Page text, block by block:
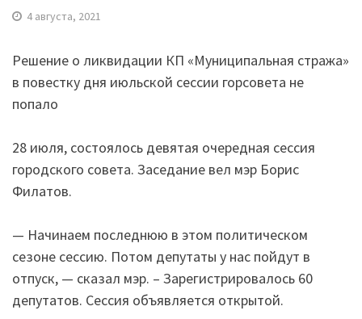
4 августа, 2021
Решение о ликвидации КП «Муниципальная стража»
в повестку дня июльской сессии горсовета не
попало
28 июля, состоялось девятая очередная сессия
городского совета. Заседание вел мэр Борис
Филатов.
— Начинаем последнюю в этом политическом
сезоне сессию. Потом депутаты у нас пойдут в
отпуск, — сказал мэр. – Зарегистрировалось 60
депутатов. Сессия объявляется открытой.